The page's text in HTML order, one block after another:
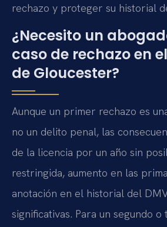
rechazo y proteger su historial
¿Necesito un
caso de rechazo en
de Gloucester?
Aunque un primer rechazo es
no un delito penal, las
de la licencia por un año sin
restringida, aumento en las
anotación en el historial del
significativas. Para un segundo